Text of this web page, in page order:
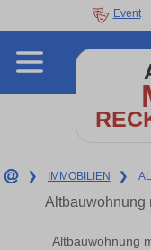
Event
❯ IMMOBILIEN ❯
Altbauwohnung
Altbauwohnung